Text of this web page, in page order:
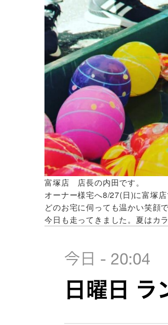
富塚店 店長の内田です。
オーナー様宅へ8/27(日)に富塚
どのお宅に伺っても温かい笑顔
今日も走ってきました。夏はカ